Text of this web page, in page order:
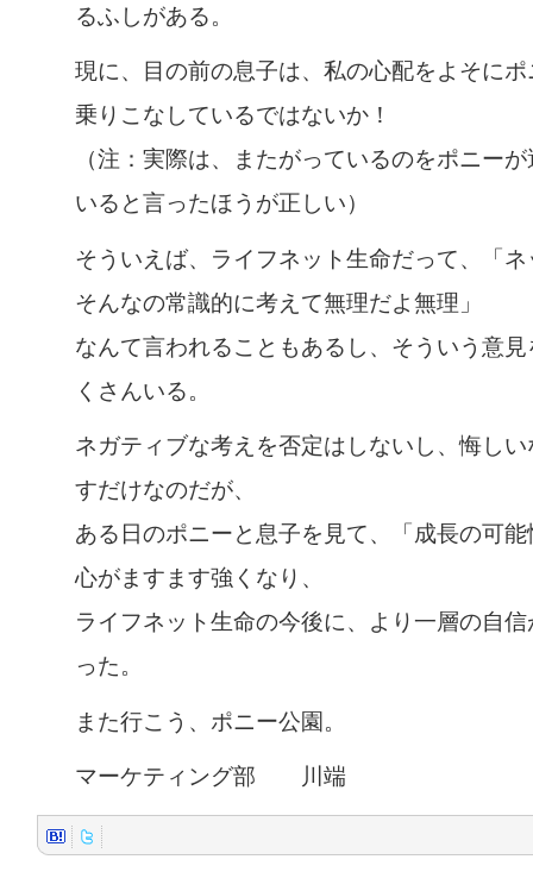
るふしがある。
現に、目の前の息子は、私の心配をよそに
乗りこなしているではないか！
（注：実際は、またがっているのをポニー
いると言ったほうが正しい）
そういえば、ライフネット生命だって、「
そんなの常識的に考えて無理だよ無理」
なんて言われることもあるし、そういう意
くさんいる。
ネガティブな考えを否定はしないし、悔し
すだけなのだが、
ある日のポニーと息子を見て、「成長の可
心がますます強くなり、
ライフネット生命の今後に、より一層の自
った。
また行こう、ポニー公園。
マーケティング部 川端